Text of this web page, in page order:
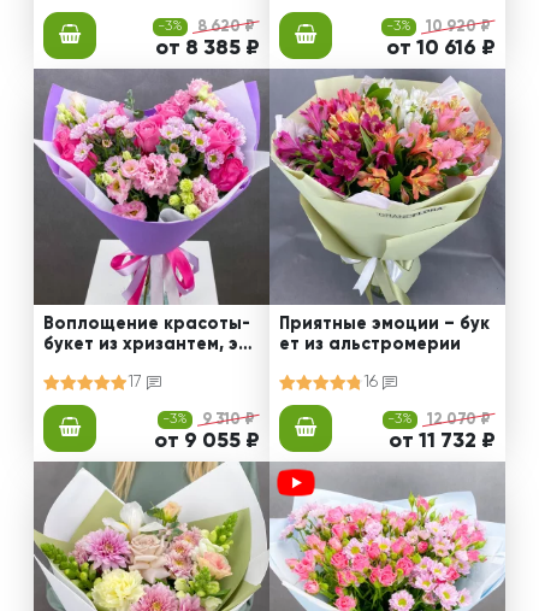
-3% 8 620 ₽
от 8 385 ₽
-3% 10 920 ₽
от 10 616 ₽
Воплощение красоты-
букет из хризантем, эус
17
-3% 9 310 ₽
от 9 055 ₽
Приятные эмоции – бук
ет из альстромерии
16
-3% 12 070 ₽
от 11 732 ₽